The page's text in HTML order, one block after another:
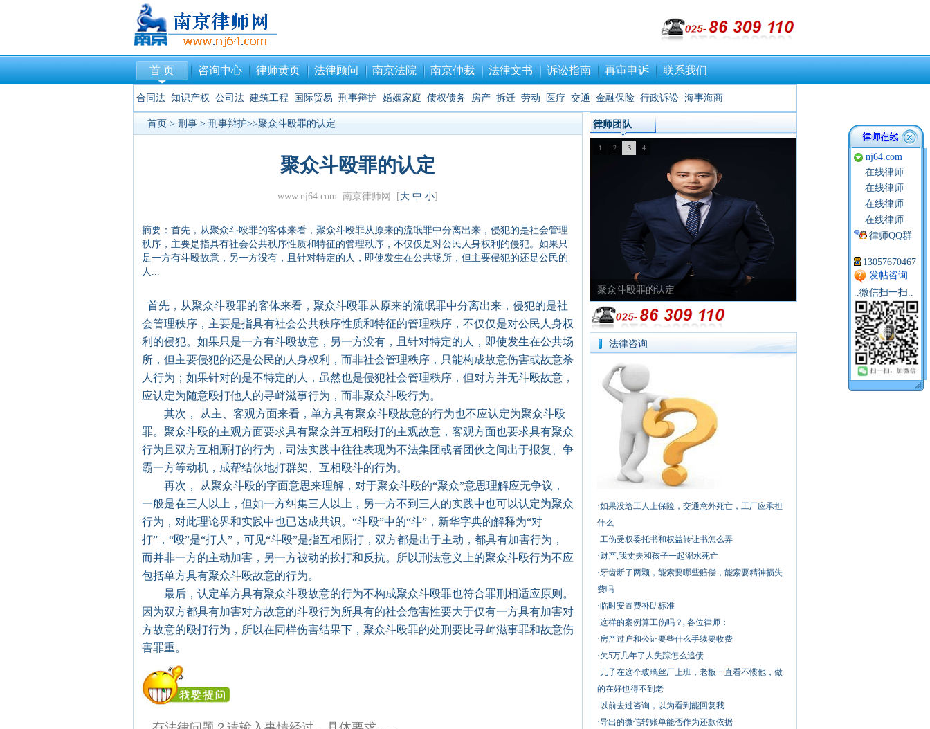
首 页 咨询中心 律师黄页 法律顾问 南京法院 南京仲裁 法律文书 诉讼指南 再审申诉 联系我们
合同法 知识产权 公司法 建筑工程 国际贸易 刑事辩护 婚姻家庭 债权债务 房产 拆迁 劳动 医疗 交通 金融保险 行政诉讼 海事海商
首页 > 刑事 > 刑事辩护>>聚众斗殴罪的认定
聚众斗殴罪的认定
www.nj64.com 南京律师网 [大 中 小]
摘要：首先，从聚众斗殴罪的客体来看，聚众斗殴罪从原来的流氓罪中分离出来，侵犯的是社会管理
秩序，主要是指具有社会公共秩序性质和特征的管理秩序，不仅仅是对公民人身权利的侵犯。如果只
是一方有斗殴故意，另一方没有，且针对特定的人，即使发生在公共场所，但主要侵犯的还是公民的
人...
首先，从聚众斗殴罪的客体来看，聚众斗殴罪从原来的流氓罪中分离出来，侵犯的是社
会管理秩序，主要是指具有社会公共秩序性质和特征的管理秩序，不仅仅是对公民人身权
利的侵犯。如果只是一方有斗殴故意，另一方没有，且针对特定的人，即使发生在公共场
所，但主要侵犯的还是公民的人身权利，而非社会管理秩序，只能构成故意伤害或故意杀
人行为；如果针对的是不特定的人，虽然也是侵犯社会管理秩序，但对方并无斗殴故意，
应认定为随意殴打他人的寻衅滋事行为，而非聚众斗殴行为。
其次， 从主、客观方面来看，单方具有聚众斗殴故意的行为也不应认定为聚众斗殴
罪。聚众斗殴的主观方面要求具有聚众并互相殴打的主观故意，客观方面也要求具有聚众
行为且双方互相厮打的行为，司法实践中往往表现为不法集团或者团伙之间出于报复、争
霸一方等动机，成帮结伙地打群架、互相殴斗的行为。
再次， 从聚众斗殴的字面意思来理解，对于聚众斗殴的“聚众”意思理解应无争议，
一般是在三人以上，但如一方纠集三人以上，另一方不到三人的实践中也可以认定为聚众
行为，对此理论界和实践中也已达成共识。“斗殴”中的“斗”，新华字典的解释为“对
打”，“殴”是“打人”，可见“斗殴”是指互相厮打，双方都是出于主动，都具有加害行为，
而并非一方的主动加害，另一方被动的挨打和反抗。所以刑法意义上的聚众斗殴行为不应
包括单方具有聚众斗殴故意的行为。
最后，认定单方具有聚众斗殴故意的行为不构成聚众斗殴罪也符合罪刑相适应原则。
因为双方都具有加害对方故意的斗殴行为所具有的社会危害性要大于仅有一方具有加害对
方故意的殴打行为，所以在同样伤害结果下，聚众斗殴罪的处刑要比寻衅滋事罪和故意伤
害罪重。
律师团队
聚众斗殴罪的认定
1 2 3 4
法律咨询
·如果没给工人上保险，交通意外死亡，工厂应承担
什么
·工伤受权委托书和权益转让书怎么弄
·财产,我丈夫和孩子一起溺水死亡
·牙齿断了两颗，能索要哪些赔偿，能索要精神损失
费吗
·临时安置费补助标准
·这样的案例算工伤吗？, 各位律师：
·房产过户和公证要些什么手续要收费
·欠5万几年了人失踪怎么追债
· 儿子在这个玻璃丝厂上班，老板一直看不惯他，做
的在好也得不到老
· 以前去过咨询，以为看到能回复我
·导出的微信转账单能否作为还款依据
nj64.com
在线律师
在线律师
在线律师
在线律师
律师QQ群
13057670467
.发帖咨询
..微信扫一扫..